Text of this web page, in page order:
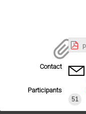
Contact
Participants
51